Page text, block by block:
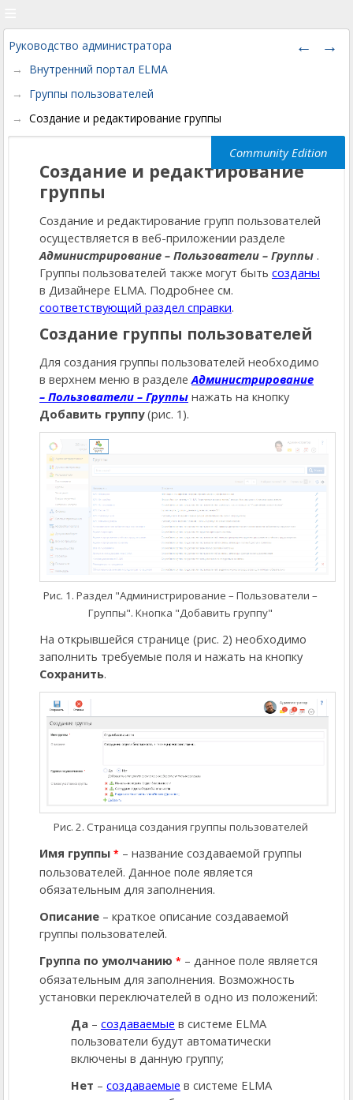
Руководство администратора
Внутренний портал ELMA
Группы пользователей
Создание и редактирование группы
Создание и редактирование
группы
Создание и редактирование групп пользователей
осуществляется в веб-приложении разделе
Администрирование – Пользователи – Группы .
Группы пользователей также могут быть созданы
в Дизайнере ELMA. Подробнее см.
соответствующий раздел справки.
Создание группы пользователей
Для создания группы пользователей необходимо
в верхнем меню в разделеАдминистрирование
– Пользователи – Группы нажать на кнопку
Добавить группу(рис. 1).
Рис. 1. Раздел "Администрирование – Пользователи –
Группы". Кнопка "Добавить группу"
На открывшейся странице (рис. 2) необходимо
заполнить требуемые поля и нажать на кнопку
Сохранить.
Рис. 2. Страница создания группы пользователей
Имя группы * – название создаваемой группы
пользователей. Данное поле является
обязательным для заполнения.
Описание – краткое описание создаваемой
группы пользователей.
Группа по умолчанию * – данное поле является
обязательным для заполнения. Возможность
установки переключателей в одно из положений:
Да – создаваемые в системе ELMA
пользователи будут автоматически
включены в данную группу;
Нет – создаваемые в системе ELMA